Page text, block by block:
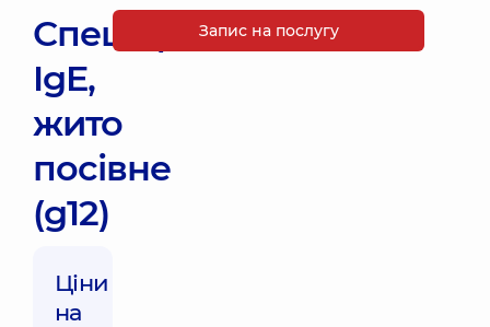
Специфічні
IgE,
жито
посівне
(g12)
Ціни
на
Запис на послугу